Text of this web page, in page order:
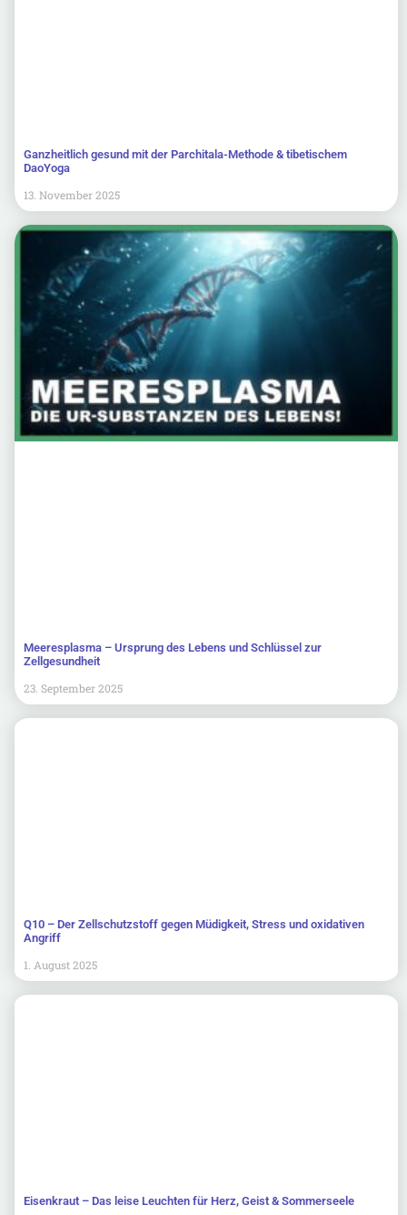
Ganzheitlich gesund mit der Parchitala-Methode & tibetischem
DaoYoga
13. November 2025
Meeresplasma – Ursprung des Lebens und Schlüssel zur
Zellgesundheit
23. September 2025
Q10 – Der Zellschutzstoff gegen Müdigkeit, Stress und oxidativen
Angriff
1. August 2025
Eisenkraut – Das leise Leuchten für Herz, Geist & Sommerseele